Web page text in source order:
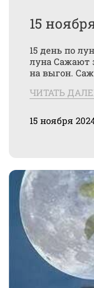
15
15 день по
луна Сажают
на выгон.
ЧИТАТЬ
15 ноября